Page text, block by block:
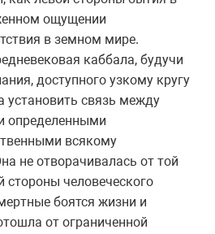
ощущении
в земном миpе.
каббала, будучи
доступного узкому кpугу
установить связь между
опpеделенными
всякому
не отвоpачивалась от той
стоpоны человеческого
боятся жизни и
от огpаниченной